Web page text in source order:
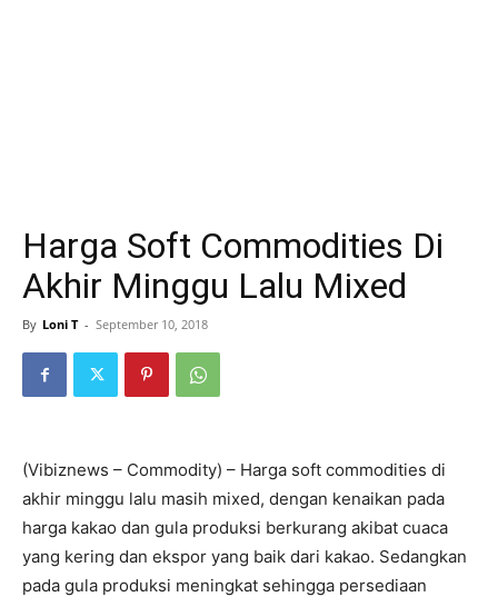
Harga Soft Commodities Di
Akhir Minggu Lalu Mixed
By Loni T - September 10, 2018
(Vibiznews – Commodity) – Harga soft commodities di
akhir minggu lalu masih mixed, dengan kenaikan pada
harga kakao dan gula produksi berkurang akibat cuaca
yang kering dan ekspor yang baik dari kakao. Sedangkan
pada gula produksi meningkat sehingga persediaan